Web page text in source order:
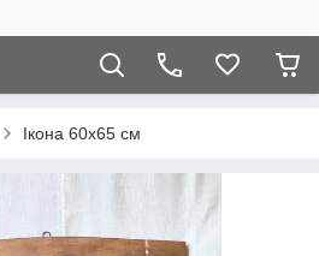
Ікона 60х65 см